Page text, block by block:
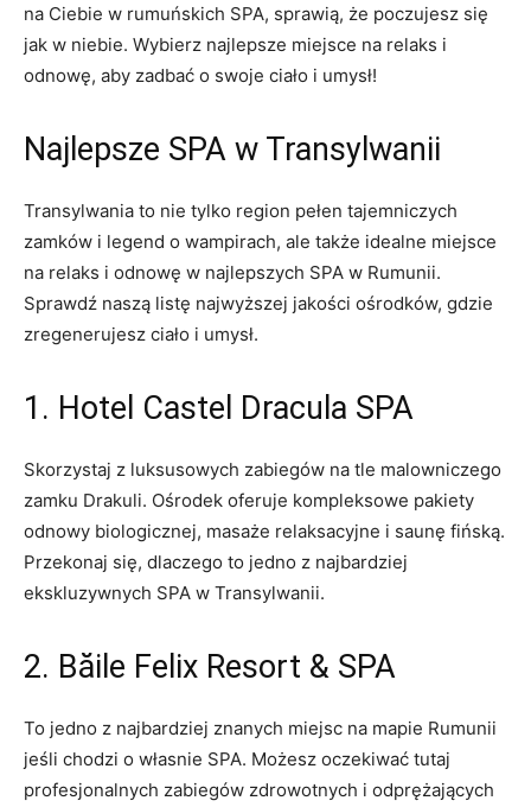
na Ciebie w rumuńskich SPA, sprawią, że‌ poczujesz⁣ się​
jak w niebie. Wybierz najlepsze miejsce​ na‌ relaks i
odnowę, ⁤aby zadbać o swoje ciało i umysł!
Najlepsze SPA‌ w Transylwanii
Transylwania⁣ to nie‌ tylko ​region‍ pełen tajemniczych
zamków ⁤i⁢ legend o ⁣wampirach, ale⁣ także‌ idealne‌ miejsce‍
na relaks ⁣i odnowę w najlepszych SPA w ⁣Rumunii.
‍Sprawdź​ naszą⁤ listę najwyższej​ jakości ośrodków, gdzie
zregenerujesz ciało i umysł.
1.‌ Hotel​ Castel Dracula SPA
Skorzystaj z ​luksusowych zabiegów na⁣ tle malowniczego⁣
zamku Drakuli. Ośrodek oferuje kompleksowe ‍pakiety⁣
odnowy‌ biologicznej, masaże relaksacyjne‌ i⁣ saunę fińską.
Przekonaj ‍się, dlaczego to jedno‌ z ⁣najbardziej
ekskluzywnych SPA w Transylwanii.
2. ⁤Băile Felix​ Resort & SPA
To jedno z najbardziej znanych miejsc ⁤na mapie Rumunii‌
jeśli chodzi o ​własnie SPA. Możesz oczekiwać tutaj
profesjonalnych zabiegów​ zdrowotnych‍ i odprężających